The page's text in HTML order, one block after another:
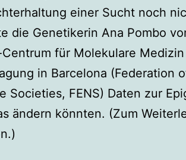
einer Sucht noch
die Genetikerin Ana Pombo
für Molekulare
in Barcelona (Federation
Societies, FENS) Daten zur
ändern könnten. (Zum